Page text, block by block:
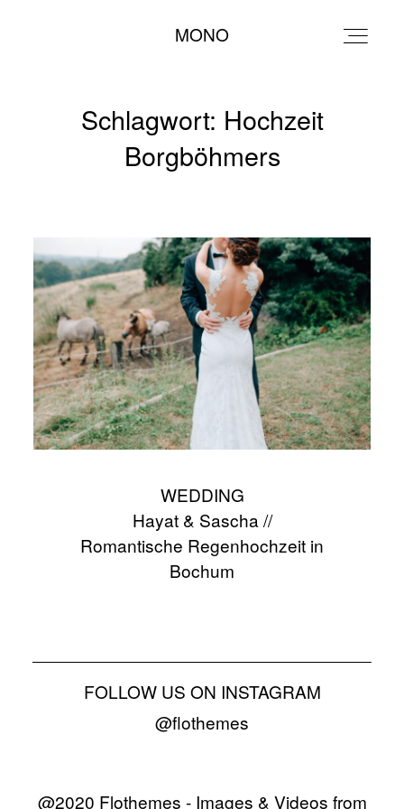
MONO
MONO
Schlagwort: Hochzeit
Borgböhmers
WEDDING
Hayat & Sascha //
Romantische Regenhochzeit in
Bochum
FOLLOW US ON INSTAGRAM
@flothemes
@2020 Flothemes - Images & Videos from